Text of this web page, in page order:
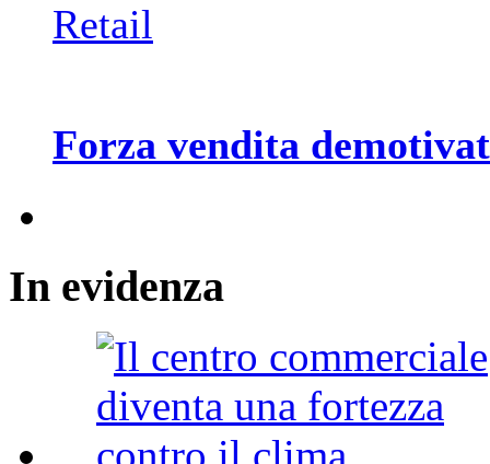
Retail
Forza vendita
In evidenza